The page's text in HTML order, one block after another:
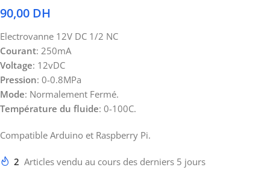
90,00 DH
Electrovanne 12V DC 1/2 NC
Courant: 250mA
Voltage: 12vDC
Pression: 0-0.8MPa
Mode: Normalement Fermé.
Température du fluide: 0-100C.
Compatible Arduino et Raspberry Pi.
2 Articles vendu au cours des derniers 5 jours